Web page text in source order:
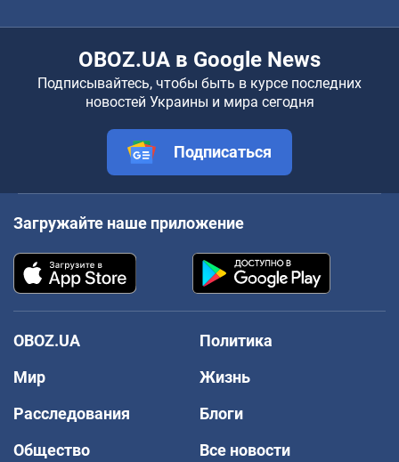
OBOZ.UA в Google News
Подписывайтесь, чтобы быть в курсе последних
новостей Украины и мира сегодня
Подписаться
Загружайте наше приложение
OBOZ.UA
Политика
Мир
Жизнь
Расследования
Блоги
Общество
Все новости